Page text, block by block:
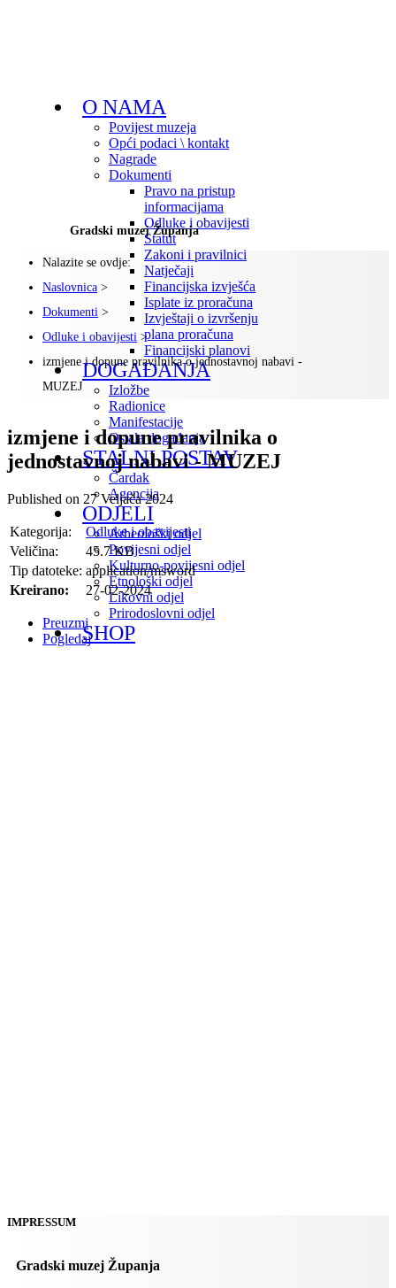
O NAMA
Povijest muzeja
Opći podaci \ kontakt
Nagrade
Dokumenti
Pravo na pristup
informacijama
Odluke i obavijesti
Statut
Zakoni i pravilnici
Natječaji
Financijska izvješća
Isplate iz proračuna
Izvještaji o izvršenju
plana proračuna
Financijski planovi
DOGAĐANJA
Izložbe
Radionice
Manifestacije
Ostala događanja
STALNI POSTAV
Čardak
Agencija
ODJELI
Arheološki odjel
Povijesni odjel
Kulturno-povijesni odjel
Etnološki odjel
Likovni odjel
Prirodoslovni odjel
SHOP
Gradski muzej Županja
Nalazite se ovdje:
Naslovnica >
Dokumenti >
Odluke i obavijesti >
izmjene i dopune pravilnika o jednostavnoj nabavi -
MUZEJ
izmjene i dopune pravilnika o
jednostavnoj nabavi - MUZEJ
Published on 27 Veljača 2024
Kategorija:
Odluke i obavijesti
Veličina:
45.7 KB
Tip datoteke: application/msword
Kreirano:
27-02-2024
Preuzmi
Pogledaj
IMPRESSUM
Gradski muzej Županja